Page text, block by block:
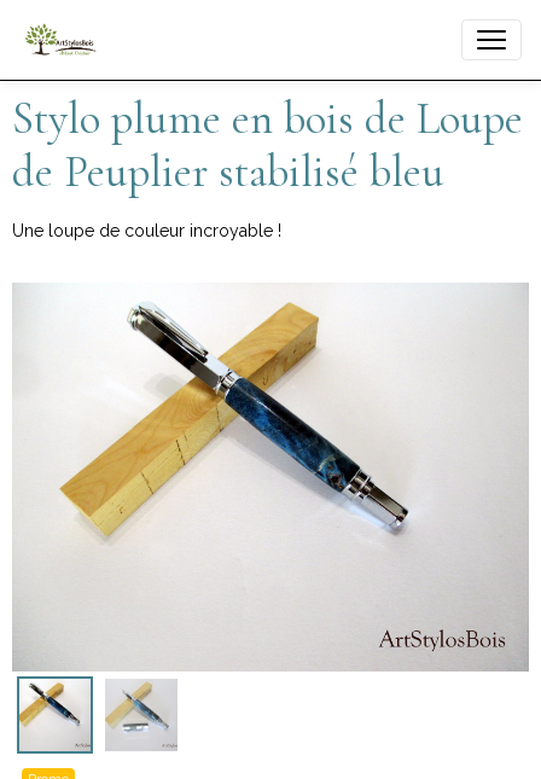
Stylo plume en bois de Loupe
de Peuplier stabilisé bleu
Une loupe de couleur incroyable !